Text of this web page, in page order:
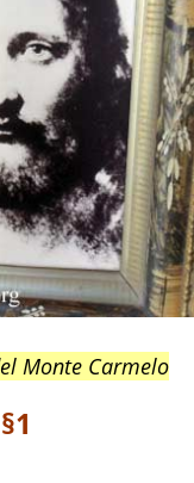
Monte Carmelo
§1